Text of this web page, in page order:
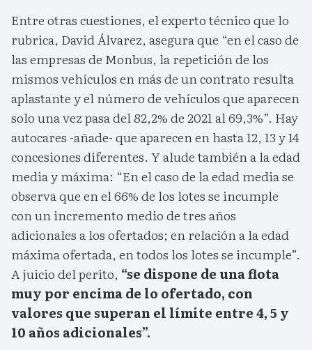
Entre otras cuestiones, el experto técnico que lo
rubrica, David Álvarez, asegura que “en el caso de
las empresas de Monbus, la repetición de los
mismos vehículos en más de un contrato resulta
aplastante y el número de vehículos que aparecen
solo una vez pasa del 82,2% de 2021 al 69,3%”. Hay
autocares -añade- que aparecen en hasta 12, 13 y 14
concesiones diferentes. Y alude también a la edad
media y máxima: “En el caso de la edad media se
observa que en el 66% de los lotes se incumple
con un incremento medio de tres años
adicionales a los ofertados; en relación a la edad
máxima ofertada, en todos los lotes se incumple”.
A juicio del perito, “se dispone de una flota
muy por encima de lo ofertado, con
valores que superan el límite entre 4, 5 y
10 años adicionales”.